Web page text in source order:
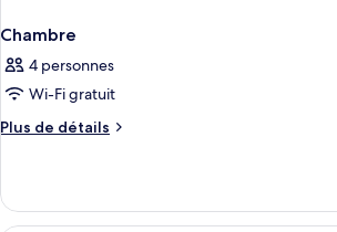
Chambre
4 personnes
Wi-Fi gratuit
Plus de détails
Plus
Chambre